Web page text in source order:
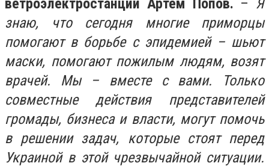
ветроэлектростанции Артем Попов. – Я
знаю, что сегодня многие приморцы
помогают в борьбе с эпидемией – шьют
маски, помогают пожилым людям, возят
врачей. Мы – вместе с вами. Только
совместные действия представителей
громады, бизнеса и власти, могут помочь
в решении задач, которые стоят перед
Украиной в этой чрезвычайной ситуации.